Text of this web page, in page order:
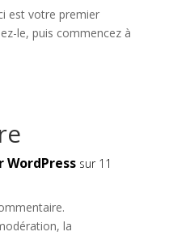
est votre premier
le, puis commencez à
sur 11
la